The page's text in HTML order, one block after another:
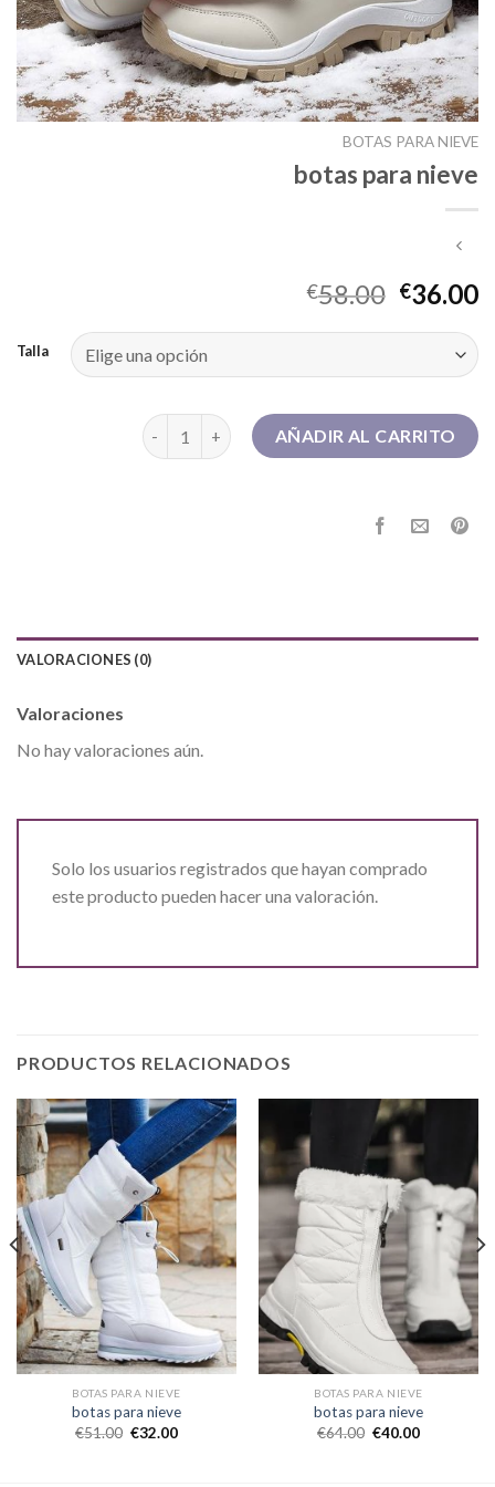
BOTAS PARA NIEVE
botas para nieve
€58.00 €36.00
Talla
botas para nieve cantidadAÑADIR AL CARRITO
VALORACIONES (0)
Valoraciones
No hay valoraciones aún.
Solo los usuarios registrados que hayan comprado
este producto pueden hacer una valoración.
PRODUCTOS RELACIONADOS
BOTAS PARA NIEVE
botas para nieve
€51.00 €32.00
BOTAS PARA NIEVE
botas para nieve
€64.00 €40.00